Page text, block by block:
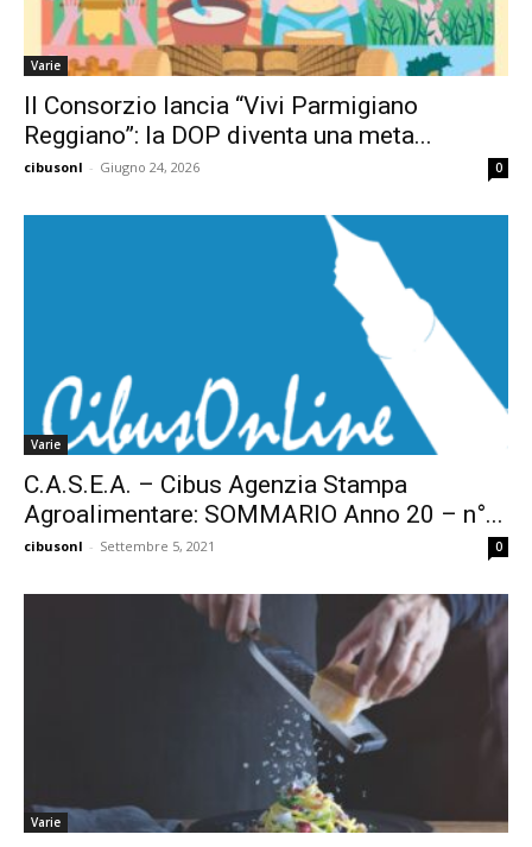
Varie
Il Consorzio lancia “Vivi Parmigiano
Reggiano”: la DOP diventa una meta...
cibusonl - Giugno 24, 2026 0
Varie
C.A.S.E.A. – Cibus Agenzia Stampa
Agroalimentare: SOMMARIO Anno 20 – n°...
cibusonl - Settembre 5, 2021 0
Varie